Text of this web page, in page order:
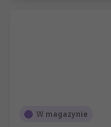
W magazynie